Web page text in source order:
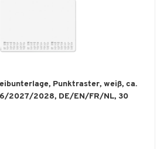
Punktraster, weiß, ca.
2027/2028, DE/EN/FR/NL, 30